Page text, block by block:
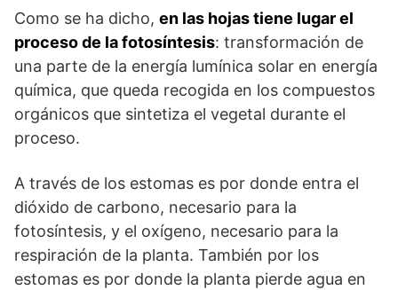
Como se ha dicho, en las hojas tiene lugar el
proceso de la fotosíntesis: transformación de
una parte de la energía lumínica solar en energía
química, que queda recogida en los compuestos
orgánicos que sintetiza el vegetal durante el
proceso.
A través de los estomas es por donde entra el
dióxido de carbono, necesario para la
fotosíntesis, y el oxígeno, necesario para la
respiración de la planta. También por los
estomas es por donde la planta pierde agua en